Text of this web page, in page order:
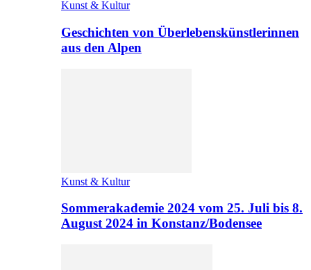
Kunst & Kultur
Geschichten von Überlebenskünstlerinnen
aus den Alpen
Kunst & Kultur
Sommerakademie 2024 vom 25. Juli bis 8.
August 2024 in Konstanz/Bodensee